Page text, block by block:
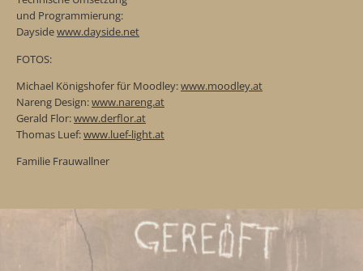
und Programmierung:
Daysidewww.dayside.net
FOTOS:
Michael Königshofer für Moodley:www.moodley.at
Nareng Design:www.nareng.at
Gerald Flor:www.derflor.at
Thomas Luef:www.luef-light.at
Familie Frauwallner